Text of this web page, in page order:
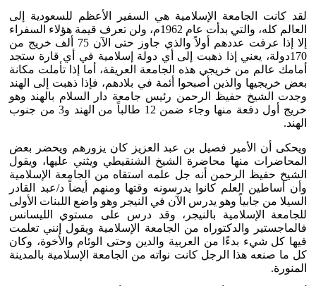
لقد كانت الجامعة الإسلامية هي السفير الأعظم للسعودية إلى
العالم كله، والتي بدأت عام 1962م، ولن تعرف قيمة هؤلاء السفراء
إلا إذا عرفت عددهم أولاً والذي جاوز حتى الآن 75 ألف خريج من
170دولة، يعني إذا ذهبت إلى أي دولة إسلامية في أي قارة ستجد
أمامك عالم من خريجي هذه الجامعة العريقة، أما إذا تأملت مكانة
بعض خريجيها والذين أصبحوا أئمة في بلادهم، فإذا ذهبت إلى الهند
وجدت الشيخ حفيظ الرحمن رئيس جامعة دار السلام بالهند وهو
خريج أول دفعة منها وجاء ضمن 12 طالباً من الهند و3 من جنوب
الهند.
ويحكى أن الأمير فصيل بن عبد العزيز كان يزورهم ويحضر بعض
المحاضرات منها محاضرة الشيخ الشنقيطي ويثني عليها، ويقول
الشيخ حفيظ الرحمن أنه جل علمه استقاه من الجامعة الإسلامية
وأن أساطين العلم كانوا يدرسونه وقتها ومنهم أيضاً د/عبد القادر
السيلا من جابياً وهو يدرس الآن في النيجر وهو واضع اللبنات الأولى
للجامعة الإسلامية بالنيجر، وقد درس على مستوي الليسانس
فالماجستير والدكتوراه من الجامعة الإسلامية ويقول إنني تعلمت
فيها كل شيء بدءًا من العربية والدين وحتى الوئام والأخوة، وكان
كل ما صنعه هذا الرجل كانت نواته من الجامعة الإسلامية بالمدينة
المنورة.